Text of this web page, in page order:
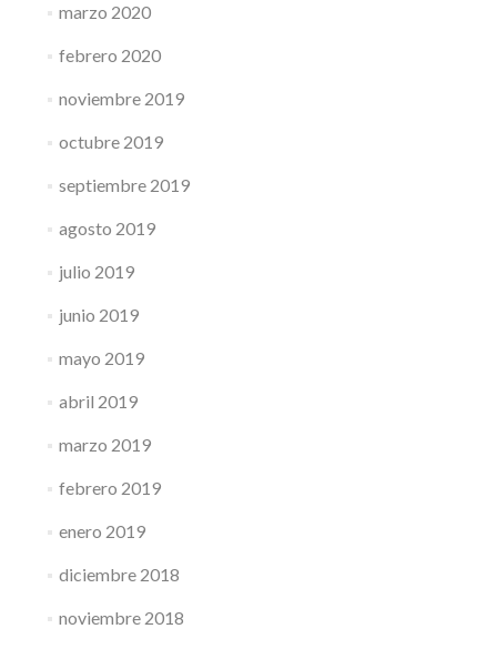
marzo 2020
febrero 2020
noviembre 2019
octubre 2019
septiembre 2019
agosto 2019
julio 2019
junio 2019
mayo 2019
abril 2019
marzo 2019
febrero 2019
enero 2019
diciembre 2018
noviembre 2018